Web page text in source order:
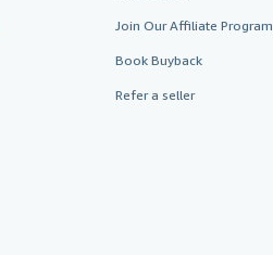
Join Our Affiliate Program
Book Buyback
Refer a seller